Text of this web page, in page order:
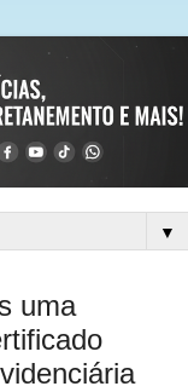
▼
uma